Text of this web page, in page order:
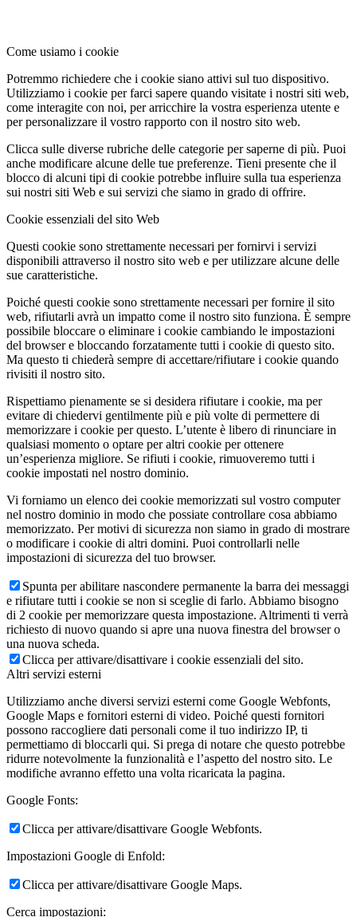
Come usiamo i cookie
Potremmo richiedere che i cookie siano attivi sul tuo dispositivo.
Utilizziamo i cookie per farci sapere quando visitate i nostri siti web,
come interagite con noi, per arricchire la vostra esperienza utente e
per personalizzare il vostro rapporto con il nostro sito web.
Clicca sulle diverse rubriche delle categorie per saperne di più. Puoi
anche modificare alcune delle tue preferenze. Tieni presente che il
blocco di alcuni tipi di cookie potrebbe influire sulla tua esperienza
sui nostri siti Web e sui servizi che siamo in grado di offrire.
Cookie essenziali del sito Web
Questi cookie sono strettamente necessari per fornirvi i servizi
disponibili attraverso il nostro sito web e per utilizzare alcune delle
sue caratteristiche.
Poiché questi cookie sono strettamente necessari per fornire il sito
web, rifiutarli avrà un impatto come il nostro sito funziona. È sempre
possibile bloccare o eliminare i cookie cambiando le impostazioni
del browser e bloccando forzatamente tutti i cookie di questo sito.
Ma questo ti chiederà sempre di accettare/rifiutare i cookie quando
rivisiti il nostro sito.
Rispettiamo pienamente se si desidera rifiutare i cookie, ma per
evitare di chiedervi gentilmente più e più volte di permettere di
memorizzare i cookie per questo. L’utente è libero di rinunciare in
qualsiasi momento o optare per altri cookie per ottenere
un’esperienza migliore. Se rifiuti i cookie, rimuoveremo tutti i
cookie impostati nel nostro dominio.
Vi forniamo un elenco dei cookie memorizzati sul vostro computer
nel nostro dominio in modo che possiate controllare cosa abbiamo
memorizzato. Per motivi di sicurezza non siamo in grado di mostrare
o modificare i cookie di altri domini. Puoi controllarli nelle
impostazioni di sicurezza del tuo browser.
Spunta per abilitare nascondere permanente la barra dei messaggi
e rifiutare tutti i cookie se non si sceglie di farlo. Abbiamo bisogno
di 2 cookie per memorizzare questa impostazione. Altrimenti ti verrà
richiesto di nuovo quando si apre una nuova finestra del browser o
una nuova scheda.
Clicca per attivare/disattivare i cookie essenziali del sito.
Altri servizi esterni
Utilizziamo anche diversi servizi esterni come Google Webfonts,
Google Maps e fornitori esterni di video. Poiché questi fornitori
possono raccogliere dati personali come il tuo indirizzo IP, ti
permettiamo di bloccarli qui. Si prega di notare che questo potrebbe
ridurre notevolmente la funzionalità e l’aspetto del nostro sito. Le
modifiche avranno effetto una volta ricaricata la pagina.
Google Fonts:
Clicca per attivare/disattivare Google Webfonts.
Impostazioni Google di Enfold:
Clicca per attivare/disattivare Google Maps.
Cerca impostazioni: